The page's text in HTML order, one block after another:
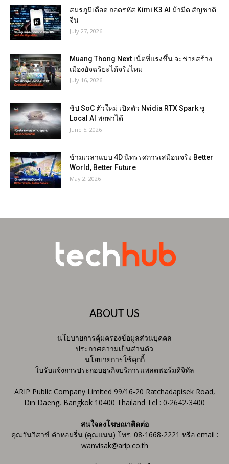
สมรภูมิเดือด ถอดรหัส Kimi K3 AI ม้ามืด สัญชาติ
จีน
July 27, 2026
Muang Thong Next เน็ตที่แรงขึ้น จะช่วยสร้าง
เมืองอัจฉริยะได้จริงไหม
July 16, 2026
ชิป SoC ตัวใหม่ เปิดตัว Nvidia RTX Spark ชู
Local AI พกพาได้
June 5, 2026
ข้ามเวลาแบบ 4D นิทรรศการเสมือนจริง Better
World, Better Future
May 2, 2026
ABOUT US
นโยบายการคุ้มครองข้อมูลส่วนบุคคล
ประกาศความเป็นส่วนตัว
นโยบายการใช้คุกกี้
ใบรับแจ้งการประกอบธุรกิจบริการแพลตฟอร์มดิจิทัล
ARIP Public Company Limited 99/16-20 Ratchadapisek Road,
Din Daeng, Bangkok 10400 Thailand Tel : 0-2642-3400
สนใจลงโฆษณาติดต่อ
คุณวันวิสาข์ คำหอมรื่น (คุณแนน) โทร. 08-1668-2221 หรือ email :
wanvisak@arip.co.th